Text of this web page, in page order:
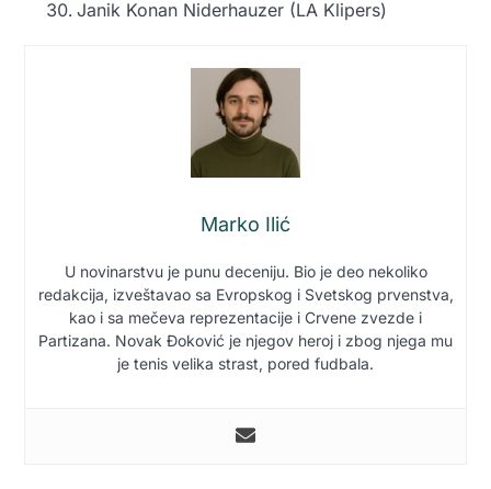
Janik Konan Niderhauzer (LA Klipers)
Marko Ilić
U novinarstvu je punu deceniju. Bio je deo nekoliko
redakcija, izveštavao sa Evropskog i Svetskog prvenstva,
kao i sa mečeva reprezentacije i Crvene zvezde i
Partizana. Novak Đoković je njegov heroj i zbog njega mu
je tenis velika strast, pored fudbala.